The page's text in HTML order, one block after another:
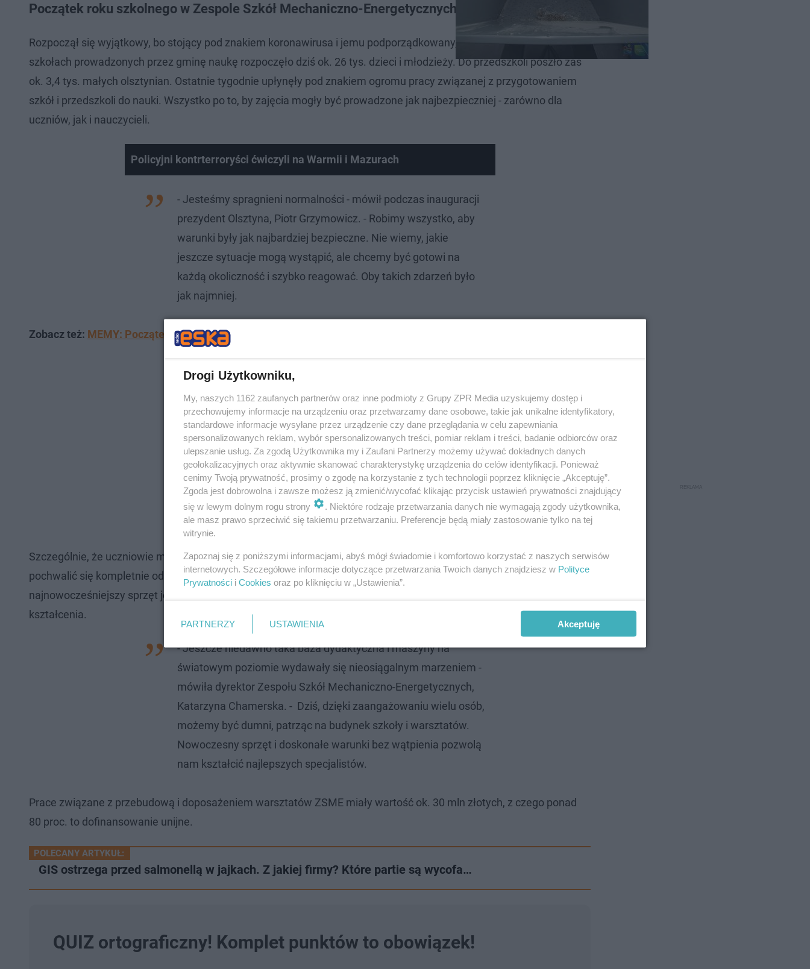
Początek roku szkolnego w Zespole Szkół Mechaniczno-Energetycznych w Olsztynie
Rozpoczął się wyjątkowy, bo stojący pod znakiem koronawirusa i jemu podporządkowany, rok szkolny. Tylko w
szkołach prowadzonych przez gminę naukę rozpoczęło dziś ok. 26 tys. dzieci i młodzieży. Do przedszkoli poszło zaś
ok. 3,4 tys. małych olsztynian. Ostatnie tygodnie upłynęły pod znakiem ogromu pracy związanej z przygotowaniem
szkół i przedszkoli do nauki. Wszystko po to, by zajęcia mogły być prowadzone jak najbezpieczniej - zarówno dla
uczniów, jak i nauczycieli.
Policyjni kontrterroryści ćwiczyli na Warmii i Mazurach
- Jesteśmy spragnieni normalności - mówił podczas inauguracji
prezydent Olsztyna, Piotr Grzymowicz. - Robimy wszystko, aby
warunki były jak najbardziej bezpieczne. Nie wiemy, jakie
jeszcze sytuacje mogą wystąpić, ale chcemy być gotowi na
każdą okoliczność i szybko reagować. Oby takich zdarzeń było
jak najmniej.
Zobacz też: MEMY: Początek roku szkolnego na wesoło. Nie taki diabeł straszny, jak go malują?
Szczególnie, że uczniowie mogą korzystać z coraz lepszej bazy. Zespół Szkół Mechaniczno-Energetycznych może
pochwalić się kompletnie odnowionymi warsztatami. Poprawa funkcjonalności obiektów oraz wyposażenie ich w
najnowocześniejszy sprzęt jest szansą na zwiększenie zainteresowania młodzieży szkołą i jeszcze wyższą jakość
kształcenia.
- Jeszcze niedawno taka baza dydaktyczna i maszyny na
światowym poziomie wydawały się nieosiągalnym marzeniem -
mówiła dyrektor Zespołu Szkół Mechaniczno-Energetycznych,
Katarzyna Chamerska. - Dziś, dzięki zaangażowaniu wielu osób,
możemy być dumni, patrząc na budynek szkoły i warsztatów.
Nowoczesny sprzęt i doskonałe warunki bez wątpienia pozwolą
nam kształcić najlepszych specjalistów.
Prace związane z przebudową i doposażeniem warsztatów ZSME miały wartość ok. 30 mln złotych, z czego ponad
80 proc. to dofinansowanie unijne.
POLECANY ARTYKUŁ:
GIS ostrzega przed salmonellą w jajkach. Z jakiej firmy? Które partie są wycofa…
QUIZ ortograficzny! Komplet punktów to obowiązek!
Drogi Użytkowniku,
My, naszych 1162 zaufanych partnerów oraz inne podmioty z Grupy ZPR Media uzyskujemy dostęp i
przechowujemy informacje na urządzeniu oraz przetwarzamy dane osobowe, takie jak unikalne identyfikatory,
standardowe informacje wysyłane przez urządzenie czy dane przeglądania w celu zapewniania
spersonalizowanych reklam, wybór spersonalizowanych treści, pomiar reklam i treści, badanie odbiorców oraz
ulepszanie usług. Za zgodą Użytkownika my i Zaufani Partnerzy możemy używać dokładnych danych
geolokalizacyjnych oraz aktywnie skanować charakterystykę urządzenia do celów identyfikacji. Ponieważ
cenimy Twoją prywatność, prosimy o zgodę na korzystanie z tych technologii poprzez kliknięcie „Akceptuję”.
Zgoda jest dobrowolna i zawsze możesz ją zmienić/wycofać klikając przycisk ustawień prywatności znajdujący
się w lewym dolnym rogu strony
. Niektóre rodzaje przetwarzania danych nie wymagają zgody użytkownika,
ale masz prawo sprzeciwić się takiemu przetwarzaniu. Preferencje będą miały zastosowanie tylko na tej
witrynie.
Zapoznaj się z poniższymi informacjami, abyś mógł świadomie i komfortowo korzystać z naszych serwisów
internetowych. Szczegółowe informacje dotyczące przetwarzania Twoich danych znajdziesz w Polityce
Prywatności i Cookies oraz po kliknięciu w „Ustawienia”.
PARTNERZY USTAWIENIA Akceptuję